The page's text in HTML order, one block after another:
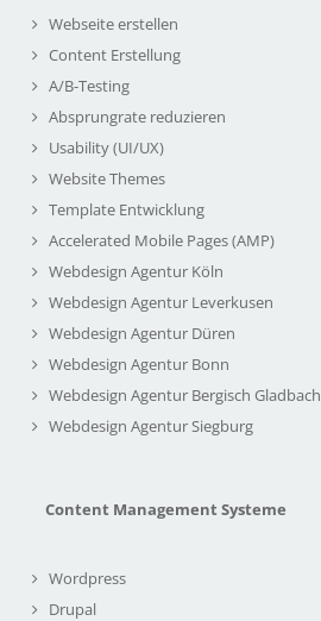
Webseite erstellen
Content Erstellung
A/B-Testing
Absprungrate reduzieren
Usability (UI/UX)
Website Themes
Template Entwicklung
Accelerated Mobile Pages (AMP)
Webdesign Agentur Köln
Webdesign Agentur Leverkusen
Webdesign Agentur Düren
Webdesign Agentur Bonn
Webdesign Agentur Bergisch Gladbach
Webdesign Agentur Siegburg
Content Management Systeme
Wordpress
Drupal